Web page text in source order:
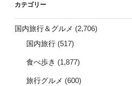
ブ
カテゴリー
国内旅行＆グルメ (2,706)
国内旅行 (517)
食べ歩き (1,877)
旅行グルメ (600)